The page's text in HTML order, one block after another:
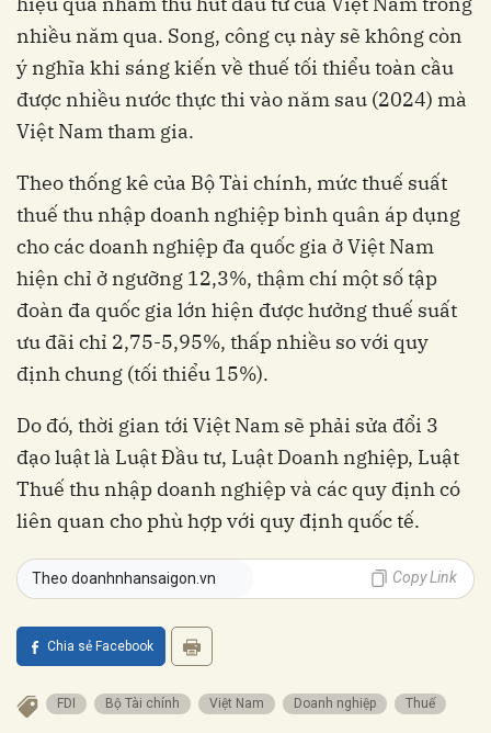
nhiều năm qua. Song, công cụ này sẽ không còn
ý nghĩa khi sáng kiến về thuế tối thiểu toàn cầu
được nhiều nước thực thi vào năm sau (2024) mà
Việt Nam tham gia.
Theo thống kê của Bộ Tài chính, mức thuế suất
thuế thu nhập doanh nghiệp bình quân áp dụng
cho các doanh nghiệp đa quốc gia ở Việt Nam
hiện chỉ ở ngưỡng 12,3%, thậm chí một số tập
đoàn đa quốc gia lớn hiện được hưởng thuế suất
ưu đãi chỉ 2,75-5,95%, thấp nhiều so với quy
định chung (tối thiểu 15%).
Do đó, thời gian tới Việt Nam sẽ phải sửa đổi 3
đạo luật là Luật Đầu tư, Luật Doanh nghiệp, Luật
Thuế thu nhập doanh nghiệp và các quy định có
liên quan cho phù hợp với quy định quốc tế.
Theo doanhnhansaigon.vn Copy Link
Chia sẻ Facebook
FDI Bộ Tài chính Việt Nam Doanh nghiệp Thuế